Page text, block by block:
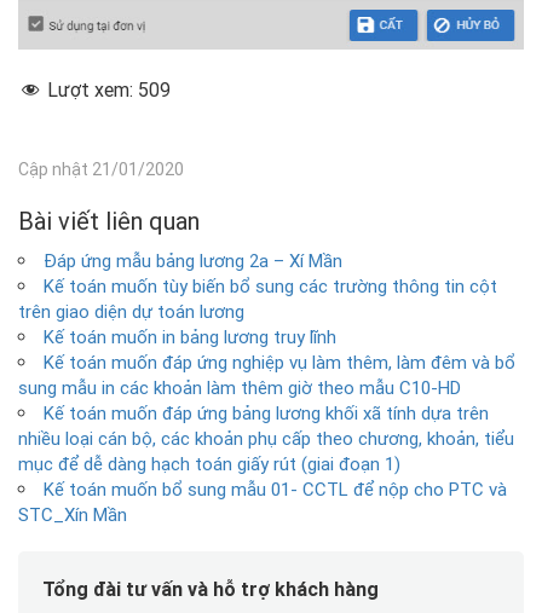
Lượt xem: 509
Cập nhật 21/01/2020
Bài viết liên quan
Đáp ứng mẫu bảng lương 2a – Xí Mần
Kế toán muốn tùy biến bổ sung các trường thông tin cột
trên giao diện dự toán lương
Kế toán muốn in bảng lương truy lĩnh
Kế toán muốn đáp ứng nghiệp vụ làm thêm, làm đêm và bổ
sung mẫu in các khoản làm thêm giờ theo mẫu C10-HD
Kế toán muốn đáp ứng bảng lương khối xã tính dựa trên
nhiều loại cán bộ, các khoản phụ cấp theo chương, khoản, tiểu
mục để dễ dàng hạch toán giấy rút (giai đoạn 1)
Kế toán muốn bổ sung mẫu 01- CCTL để nộp cho PTC và
STC_Xín Mần
Tổng đài tư vấn và hỗ trợ khách hàng